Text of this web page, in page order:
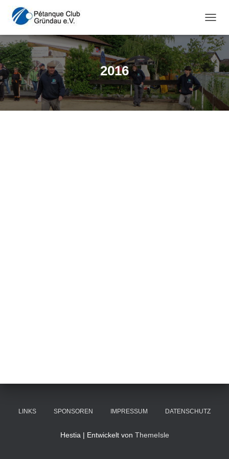
2016
LINKS SPONSOREN IMPRESSUM DATENSCHUTZ
Hestia | Entwickelt von ThemeIsle